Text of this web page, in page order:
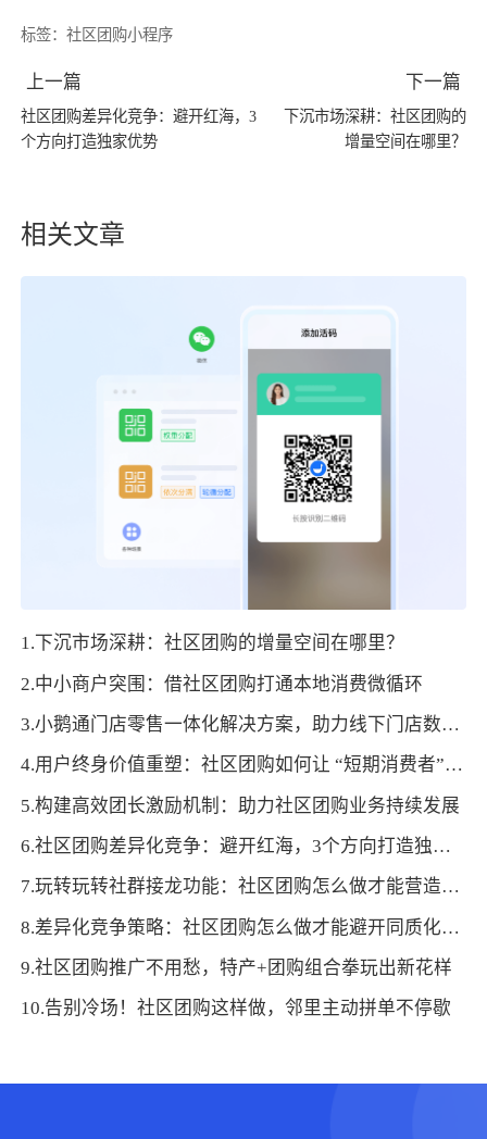
标签：社区团购小程序
上一篇
社区团购差异化竞争：避开红海，3
个方向打造独家优势
下一篇
下沉市场深耕：社区团购的
增量空间在哪里？
相关文章
1.下沉市场深耕：社区团购的增量空间在哪里？
2.中小商户突围：借社区团购打通本地消费微循环
3.小鹅通门店零售一体化解决方案，助力线下门店数字化转型！
4.用户终身价值重塑：社区团购如何让 “短期消费者” 变身 “生活合伙人”？
5.构建高效团长激励机制：助力社区团购业务持续发展
6.社区团购差异化竞争：避开红海，3个方向打造独家优势
7.玩转玩转社群接龙功能：社区团购怎么做才能营造抢购氛围促成交
8.差异化竞争策略：社区团购怎么做才能避开同质化红海
9.社区团购推广不用愁，特产+团购组合拳玩出新花样
10.告别冷场！社区团购这样做，邻里主动拼单不停歇